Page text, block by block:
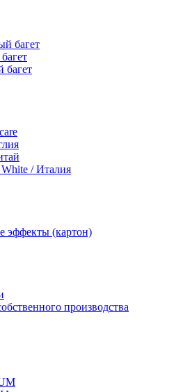
багет
багет
White / Италия
эффекты (картон)
производства